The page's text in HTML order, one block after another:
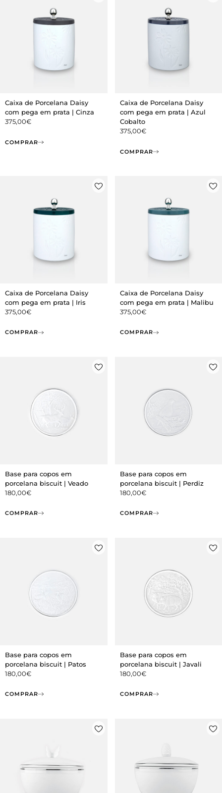
Caixa de Porcelana Daisy
com pega em prata | Cinza
375,00€
COMPRAR
Caixa de Porcelana Daisy
com pega em prata | Azul
Cobalto
375,00€
COMPRAR
Caixa de Porcelana Daisy
com pega em prata | Iris
375,00€
COMPRAR
Caixa de Porcelana Daisy
com pega em prata | Malibu
375,00€
COMPRAR
Base para copos em
porcelana biscuit | Veado
180,00€
COMPRAR
Base para copos em
porcelana biscuit | Perdiz
180,00€
COMPRAR
Base para copos em
porcelana biscuit | Patos
180,00€
COMPRAR
Base para copos em
porcelana biscuit | Javali
180,00€
COMPRAR